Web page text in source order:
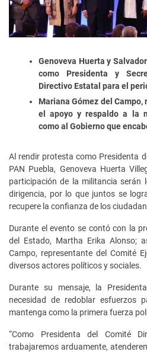
Genoveva Huerta y
como Presidenta y
Directivo Estatal para el
Mariana Gómez del
el apoyo y respaldo a la
como al Gobierno que
Al rendir protesta como Presidenta
PAN Puebla, Genoveva Huerta
participación de la militancia serán
dirigencia, por lo que juntos se
recupere la confianza de los
Durante el evento se contó con la
del Estado, Martha Erika Alonso;
Campo, representante del Comité
diversos actores políticos y sociales.
Durante su mensaje, la
necesidad de redoblar esfuerzos
mantenga como la primera fuerza
“Como Presidenta del Comité
trabajaremos arduamente,